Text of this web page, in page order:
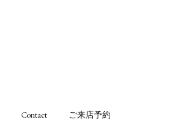
Contact ご来店予約